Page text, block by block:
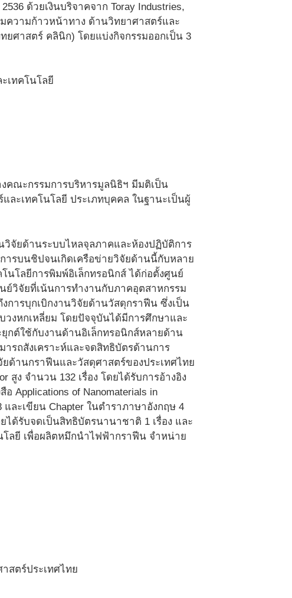
ด้วยเงินบริจาคจาก Toray Industries,
ความก้าวหน้าทาง ด้านวิทยาศาสตร์และ
ยศาสตร์ คลินิก) โดยแบ่งกิจกรรมออกเป็น 3
เทคโนโลยี
คณะกรรมการบริหารมูลนิธิฯ มีมติเป็น
ละเทคโนโลยี ประเภทบุคคล ในฐานะเป็นผู้
วิจัยด้านระบบไหลจุลภาคและห้องปฏิบัติการ
รบนชิปจนเกิดเครือข่ายวิจัยด้านนี้กับหลาย
นโลยีการพิมพ์อิเล็กทรอนิกส์ ได้ก่อตั้งศูนย์
ย์วิจัยที่เน้นการทำงานกับภาคอุตสาหกรรม
การบุกเบิกงานวิจัยด้านวัสดุกราฟีน ซึ่งเป็น
วงหกเหลี่ยม โดยปัจจุบันได้มีการศึกษาและ
กต์ใช้กับงานด้านอิเล็กทรอนิกส์หลายด้าน
รถสังเคราะห์และจดสิทธิบัตรด้านการ
ด้านกราฟีนและวัสดุศาสตร์ของประเทศไทย
ง จำนวน 132 เรื่อง โดยได้รับการอ้างอิง
Applications of Nanomaterials in
และเขียน Chapter ในตำราภาษาอังกฤษ 4
ได้รับจดเป็นสิทธิบัตรนานาชาติ 1 เรื่อง และ
โลยี เพื่อผลิตหมึกนำไฟฟ้ากราฟีน จำหน่าย
สตร์ประเทศไทย